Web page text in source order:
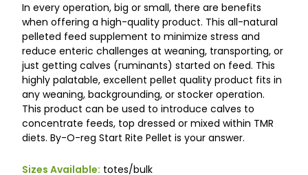
In every operation, big or small, there are benefits
when offering a high-quality product. This all-natural
pelleted feed supplement to minimize stress and
reduce enteric challenges at weaning, transporting, or
just getting calves (ruminants) started on feed. This
highly palatable, excellent pellet quality product fits in
any weaning, backgrounding, or stocker operation.
This product can be used to introduce calves to
concentrate feeds, top dressed or mixed within TMR
diets. By-O-reg Start Rite Pellet is your answer.
Sizes Available: totes/bulk